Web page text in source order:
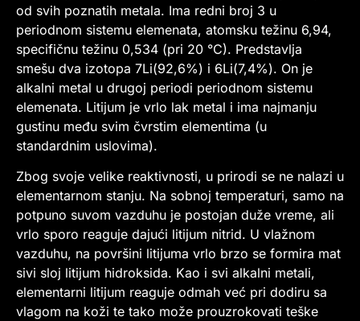
od svih poznatih metala. Ima redni broj 3 u
periodnom sistemu elemenata, atomsku težinu 6,94,
specifičnu težinu 0,534 (pri 20 °C). Predstavlja
smešu dva izotopa 7Li(92,6%) i 6Li(7,4%). On je
alkalni metal u drugoj periodi periodnom sistemu
elemenata. Litijum je vrlo lak metal i ima najmanju
gustinu među svim čvrstim elementima (u
standardnim uslovima).
Zbog svoje velike reaktivnosti, u prirodi se ne nalazi u
elementarnom stanju. Na sobnoj temperaturi, samo na
potpuno suvom vazduhu je postojan duže vreme, ali
vrlo sporo reaguje dajući litijum nitrid. U vlažnom
vazduhu, na površini litijuma vrlo brzo se formira mat
sivi sloj litijum hidroksida. Kao i svi alkalni metali,
elementarni litijum reaguje odmah već pri dodiru sa
vlagom na koži te tako može prouzrokovati teške